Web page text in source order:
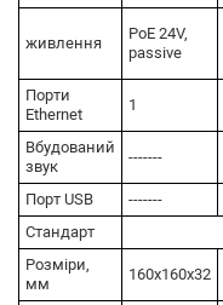
живлення
PoE 24V,
passive
Порти
Ethernet
1
Вбудований
звук
-------
Порт USB -------
Стандарт
Розміри,
мм
160х160х32